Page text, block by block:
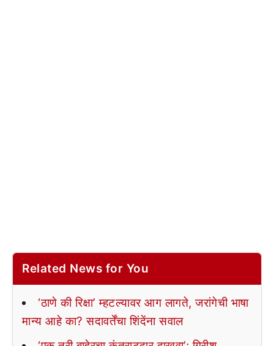
Related News for You
‘ठाणे की रिक्षा’ म्हटल्यावर आग लागते, जरांगेची भाषा
मान्य आहे का? सदावर्तेंचा शिंदेंना सवाल